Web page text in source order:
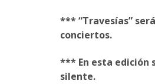
*** “Travesías”
conciertos.
*** En esta edición
silente.